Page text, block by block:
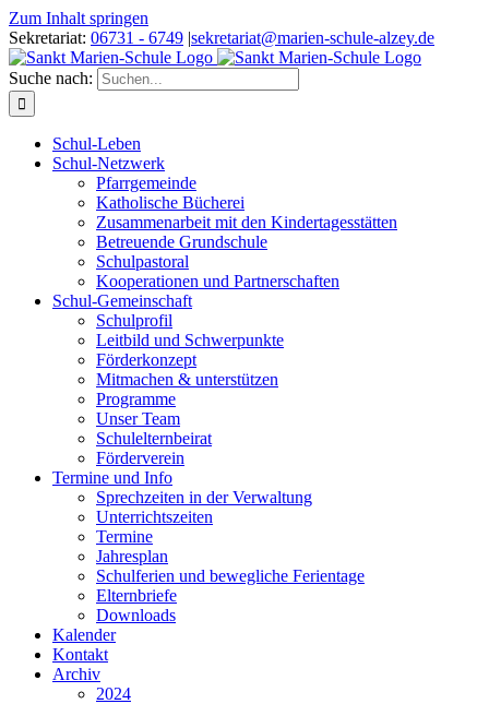
Zum Inhalt springen
Sekretariat: 06731 - 6749 |sekretariat@marien-schule-alzey.de
Suche nach:
Schul-Leben
Schul-Netzwerk
Pfarrgemeinde
Katholische Bücherei
Zusammenarbeit mit den Kindertagesstätten
Betreuende Grundschule
Schulpastoral
Kooperationen und Partnerschaften
Schul-Gemeinschaft
Schulprofil
Leitbild und Schwerpunkte
Förderkonzept
Mitmachen & unterstützen
Programme
Unser Team
Schulelternbeirat
Förderverein
Termine und Info
Sprechzeiten in der Verwaltung
Unterrichtszeiten
Termine
Jahresplan
Schulferien und bewegliche Ferientage
Elternbriefe
Downloads
Kalender
Kontakt
Archiv
2024